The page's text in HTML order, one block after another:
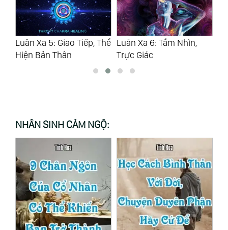
Luân Xa 6: Tầm Nhìn,
Trực Giác
Thế Nào Là Ảo Tưởng
NHÂN SINH CẢM NGỘ: